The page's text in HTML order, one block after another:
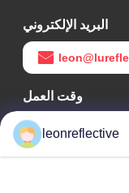
البريد الإلكتروني
وقت العمل
9:00-18:00
عنواننا
leonreflective